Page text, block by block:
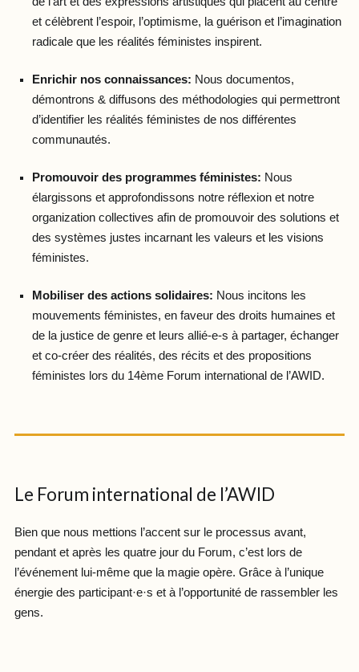
et célèbrent l’espoir, l’optimisme, la guérison et l’imagination
radicale que les réalités féministes inspirent.
Enrichir nos connaissances: Nous documentos,
démontrons & diffusons des méthodologies qui permettront
d’identifier les réalités féministes de nos différentes
communautés.
Promouvoir des programmes féministes: Nous
élargissons et approfondissons notre réflexion et notre
organization collectives afin de promouvoir des solutions et
des systèmes justes incarnant les valeurs et les visions
féministes.
Mobiliser des actions solidaires: Nous incitons les
mouvements féministes, en faveur des droits humaines et
de la justice de genre et leurs allié-e-s à partager, échanger
et co-créer des réalités, des récits et des propositions
féministes lors du 14ème Forum international de l’AWID.
Le Forum international de l’AWID
Bien que nous mettions l’accent sur le processus avant,
pendant et après les quatre jour du Forum, c’est lors de
l’événement lui-même que la magie opère. Grâce à l’unique
énergie des participant·e·s et à l’opportunité de rassembler les
gens.